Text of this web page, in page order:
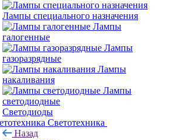
Лампы специального назначения
Лампы
галогенные
Лампы
газоразрядные
Лампы
накаливания
Лампы
светодиодные
Светодиоды
Светотехника
Назад